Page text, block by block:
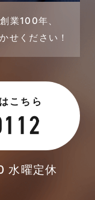
業100年、
せください！
こちら
曜定休